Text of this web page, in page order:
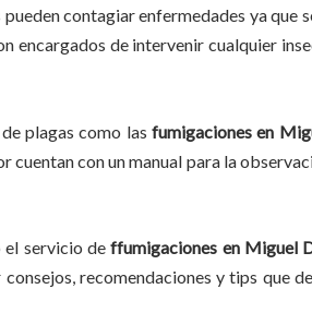
contagiar enfermedades ya que
encargados de intervenir cualquier
plagas como las fumigaciones en
cuentan con un manual para la
el servicio deffumigaciones en Miguel
recomendaciones y tips que